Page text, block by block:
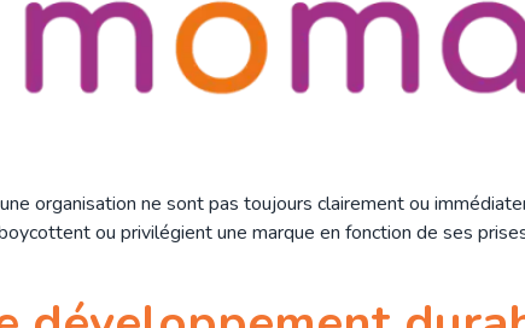
organisation ne sont pas toujours clairement ou
ou privilégient une marque en fonction de ses